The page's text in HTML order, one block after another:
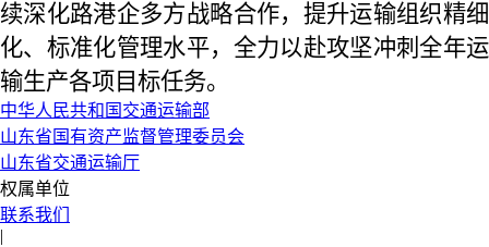
续深化路港企多方战略合作，提升运输组织精细
化、标准化管理水平，全力以赴攻坚冲刺全年运
输生产各项目标任务。
中华人民共和国交通运输部
山东省国有资产监督管理委员会
山东省交通运输厅
权属单位
联系我们
|